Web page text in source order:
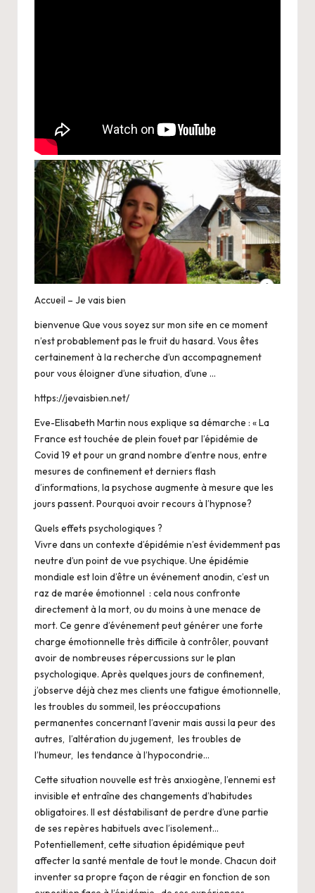
Accueil – Je vais bien
bienvenue Que vous soyez sur mon site en ce moment
n’est probablement pas le fruit du hasard. Vous êtes
certainement à la recherche d’un accompagnement
pour vous éloigner d’une situation, d’une …
https://jevaisbien.net/
Eve-Elisabeth Martin nous explique sa démarche : « La
France est touchée de plein fouet par l’épidémie de
Covid 19 et pour un grand nombre d’entre nous, entre
mesures de confinement et derniers flash
d’informations, la psychose augmente à mesure que les
jours passent. Pourquoi avoir recours à l’hypnose?
Quels effets psychologiques ?
Vivre dans un contexte d’épidémie n’est évidemment pas
neutre d’un point de vue psychique. Une épidémie
mondiale est loin d’être un événement anodin, c’est un
raz de marée émotionnel : cela nous confronte
directement à la mort, ou du moins à une menace de
mort. Ce genre d’événement peut générer une forte
charge émotionnelle très difficile à contrôler, pouvant
avoir de nombreuses répercussions sur le plan
psychologique. Après quelques jours de confinement,
j’observe déjà chez mes clients une fatigue émotionnelle,
les troubles du sommeil, les préoccupations
permanentes concernant l’avenir mais aussi la peur des
autres, l’altération du jugement, les troubles de
l’humeur, les tendance à l’hypocondrie…
Cette situation nouvelle est très anxiogène, l’ennemi est
invisible et entraîne des changements d’habitudes
obligatoires. Il est déstabilisant de perdre d’une partie
de ses repères habituels avec l’isolement…
Potentiellement, cette situation épidémique peut
affecter la santé mentale de tout le monde. Chacun doit
inventer sa propre façon de réagir en fonction de son